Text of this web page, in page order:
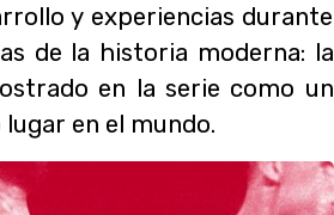
y experiencias durante
de la historia moderna: la
en la serie como un
en el mundo.